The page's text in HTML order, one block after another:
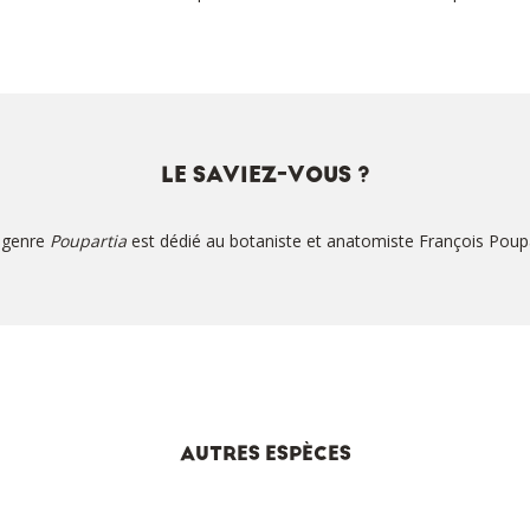
LE SAVIEZ-VOUS ?
Poupartiaest dédié au botaniste et anatomiste François
AUTRES ESPÈCES